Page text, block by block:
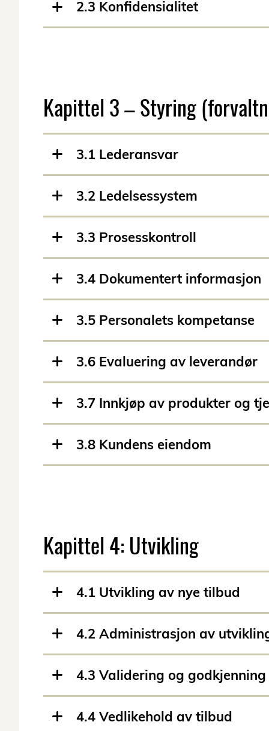
2.3 Konfidensialitet
Kapittel 3 – Styring
3.1 Lederansvar
3.2 Ledelsessystem
3.3 Prosesskontroll
3.4 Dokumentert informasjon
3.5 Personalets kompetanse
3.6 Evaluering av leverandør
3.7 Innkjøp av produkter og
3.8 Kundens eiendom
Kapittel 4: Utvikling
4.1 Utvikling av nye tilbud
4.2 Administrasjon av
4.3 Validering og godkjenning
4.4 Vedlikehold av tilbud